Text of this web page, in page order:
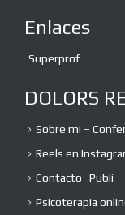
Enlaces
Superprof
DOLORS
Sobre mi –
Reels en
Contacto -Publi
Psicoterapia